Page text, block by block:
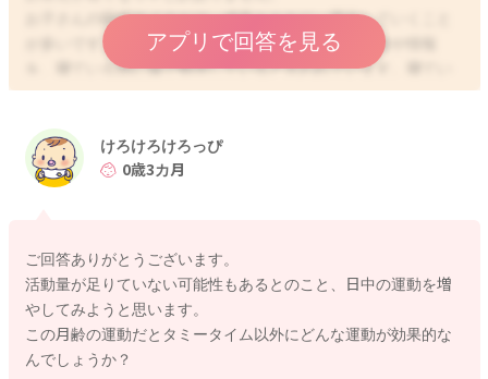
お子さんの睡眠サイクルは、成長とともに、変化していくこと
が多いです。お子さんの場合には、日中に受けた刺激や情報
を、寝ている間に脳で整理していると言われています。寝てい
る間に脳が活発に働くことで、夜中に起きてしまったり、泣い
は、お子さんの成長の重要な過程と言われていますので、なか
なかすぐに改善されるということは難しい場合もあるかもしれ
いう欲求から、頻回に起きてママさんを確認したり、泣いたり
してママさんを求めるお子さんも多くなってくる時期と思いま
す。
3ヶ月のお子さんですと、少しずつ動き回れるようになってきた
り、体力のついてくる時期にもなります。けろけろけろっぴさ
アプリで回答を見る
けろけろけろっぴ
0歳3カ月
ご回答ありがとうございます。
活動量が足りていない可能性もあるとのこと、日中の運動を増
やしてみようと思います。
この月齢の運動だとタミータイム以外にどんな運動が効果的な
んでしょうか？